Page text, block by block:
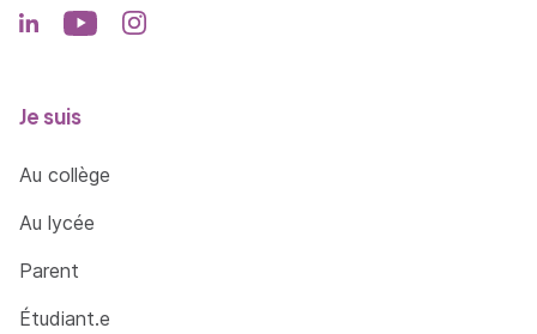
Je suis
Au collège
Au lycée
Parent
Étudiant.e